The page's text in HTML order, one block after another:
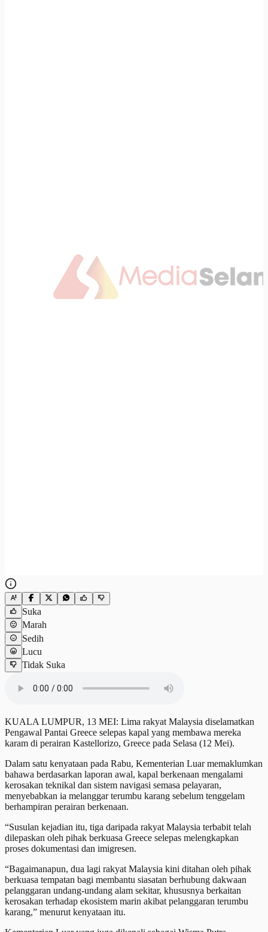
Suka
Marah
Sedih
Lucu
Tidak Suka
KUALA LUMPUR, 13 MEI: Lima rakyat Malaysia diselamatkan
Pengawal Pantai Greece selepas kapal yang membawa mereka
karam di perairan Kastellorizo, Greece pada Selasa (12 Mei).
Dalam satu kenyataan pada Rabu, Kementerian Luar memaklumkan
bahawa berdasarkan laporan awal, kapal berkenaan mengalami
kerosakan teknikal dan sistem navigasi semasa pelayaran,
menyebabkan ia melanggar terumbu karang sebelum tenggelam
berhampiran perairan berkenaan.
“Susulan kejadian itu, tiga daripada rakyat Malaysia terbabit telah
dilepaskan oleh pihak berkuasa Greece selepas melengkapkan
proses dokumentasi dan imigresen.
“Bagaimanapun, dua lagi rakyat Malaysia kini ditahan oleh pihak
berkuasa tempatan bagi membantu siasatan berhubung dakwaan
pelanggaran undang-undang alam sekitar, khususnya berkaitan
kerosakan terhadap ekosistem marin akibat pelanggaran terumbu
karang,” menurut kenyataan itu.